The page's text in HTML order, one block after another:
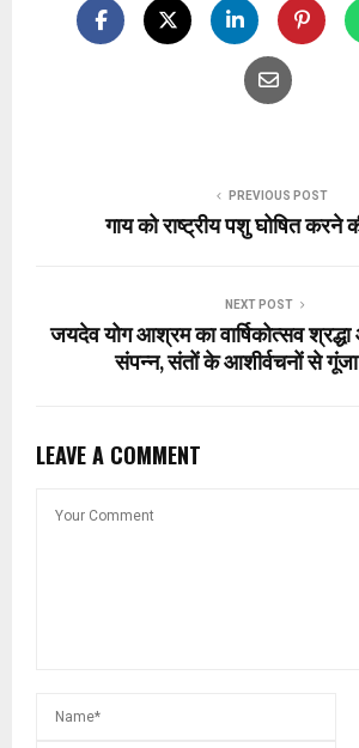
PREVIOUS POST
गाय को राष्ट्रीय पशु घोषित करने
NEXT POST
जयदेव योग आश्रम का वार्षिकोत्सव
संपन्न, संतों के आशीर्वचनों से
LEAVE A COMMENT